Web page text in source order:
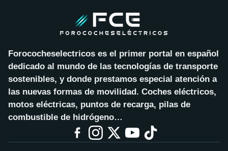
Forococheselectricos es el primer portal en español
dedicado al mundo de las tecnologías de transporte
sostenibles, y donde prestamos especial atención a
las nuevas formas de movilidad. Coches eléctricos,
motos eléctricas, puntos de recarga, pilas de
combustible de hidrógeno…